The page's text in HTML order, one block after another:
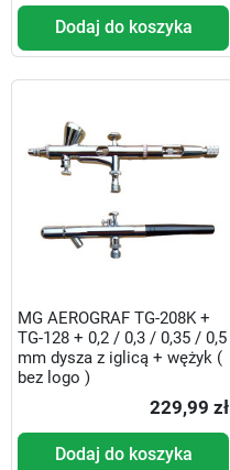
Dodaj do koszyka
MG AEROGRAF TG-208K +
TG-128 + 0,2 / 0,3 / 0,35 / 0,5
mm dysza z iglicą + wężyk (
bez logo )
229,99 zł
Dodaj do koszyka